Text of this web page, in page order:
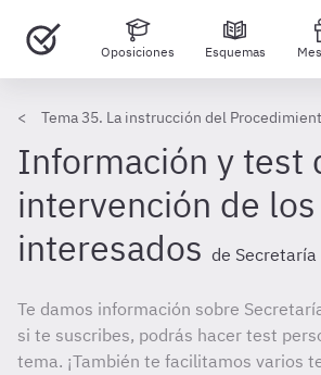
Oposiciones Esquemas
Tema 35. La instrucción del
Información y test
intervención de los
interesados de Secretaría
Te damos información sobre
si te suscribes, podrás hacer test
tema. ¡También te facilitamos varios